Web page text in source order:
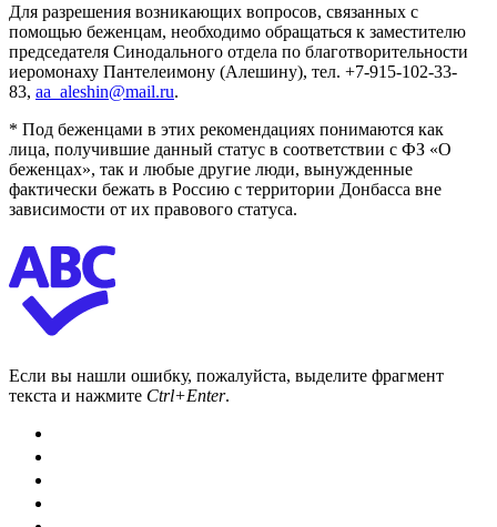
Для разрешения возникающих вопросов, связанных с
помощью беженцам, необходимо обращаться к заместителю
председателя Синодального отдела по благотворительности
иеромонаху Пантелеимону (Алешину), тел. +7-915-102-33-
83, aa_aleshin@mail.ru.
* Под беженцами в этих рекомендациях понимаются как
лица, получившие данный статус в соответствии с ФЗ «О
беженцах», так и любые другие люди, вынужденные
фактически бежать в Россию с территории Донбасса вне
зависимости от их правового статуса.
Если вы нашли ошибку, пожалуйста, выделите фрагмент
текста и нажмите Ctrl+Enter.